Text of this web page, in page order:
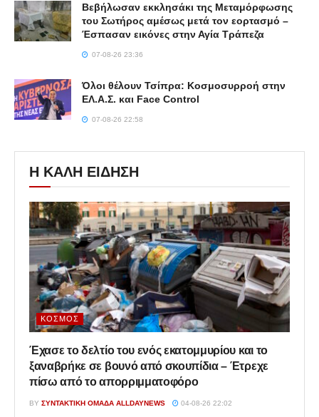
Βεβήλωσαν εκκλησάκι της Μεταμόρφωσης
του Σωτήρος αμέσως μετά τον εορτασμό –
Έσπασαν εικόνες στην Αγία Τράπεζα
07-08-26 23:36
Όλοι θέλουν Τσίπρα: Κοσμοσυρροή στην
ΕΛ.Α.Σ. και Face Control
07-08-26 22:58
Η ΚΑΛΗ ΕΙΔΗΣΗ
ΚΌΣΜΟΣ
Έχασε το δελτίο του ενός εκατομμυρίου και το
ξαναβρήκε σε βουνό από σκουπίδια – Έτρεχε
πίσω από το απορριμματοφόρο
BY ΣΥΝΤΑΚΤΙΚΉ ΟΜΆΔΑ ALLDAYNEWS 04-08-26 22:02